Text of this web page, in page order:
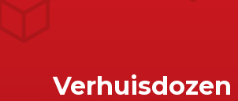
Verhuisdozen